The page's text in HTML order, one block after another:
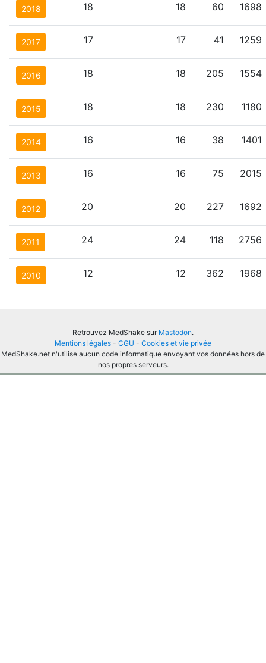
2018 18 18 60 1698
2017 17 17 41 1259
2016 18 18 205 1554
2015 18 18 230 1180
2014 16 16 38 1401
2013 16 16 75 2015
2012 20 20 227 1692
2011 24 24 118 2756
2010 12 12 362 1968
Retrouvez MedShake sur Mastodon.
Mentions légales - CGU - Cookies et vie privée
MedShake.net n'utilise aucun code informatique envoyant vos données hors de
nos propres serveurs.